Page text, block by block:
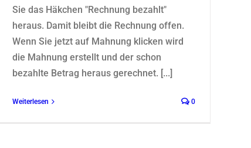
Sie das Häkchen "Rechnung bezahlt"
heraus. Damit bleibt die Rechnung offen.
Wenn Sie jetzt auf Mahnung klicken wird
die Mahnung erstellt und der schon
bezahlte Betrag heraus gerechnet. [...]
Weiterlesen 0